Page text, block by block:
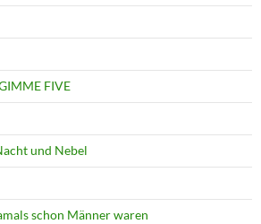
FIVE
und Nebel
schon Männer waren